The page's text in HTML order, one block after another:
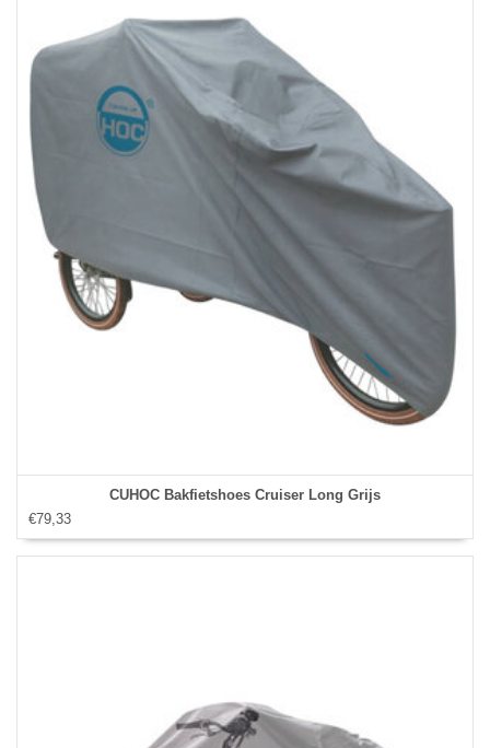
CUHOC Bakfietshoes Cruiser Long Grijs
€79,33